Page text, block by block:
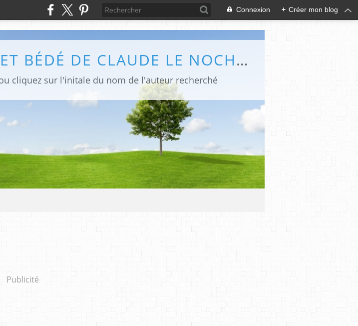
Connexion + Créer mon blog
LES CHRONIQUES POLARS ET BÉDÉ DE CLAUDE LE NOCHER - ABC POLAR
cliquez sur l'initale du nom de l'auteur recherché
Publicité